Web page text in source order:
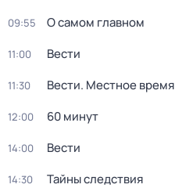
09:55 О самом главном
11:00 Вести
11:30 Вести. Местное время
12:00 60 минут
14:00 Вести
14:30 Тайны следствия